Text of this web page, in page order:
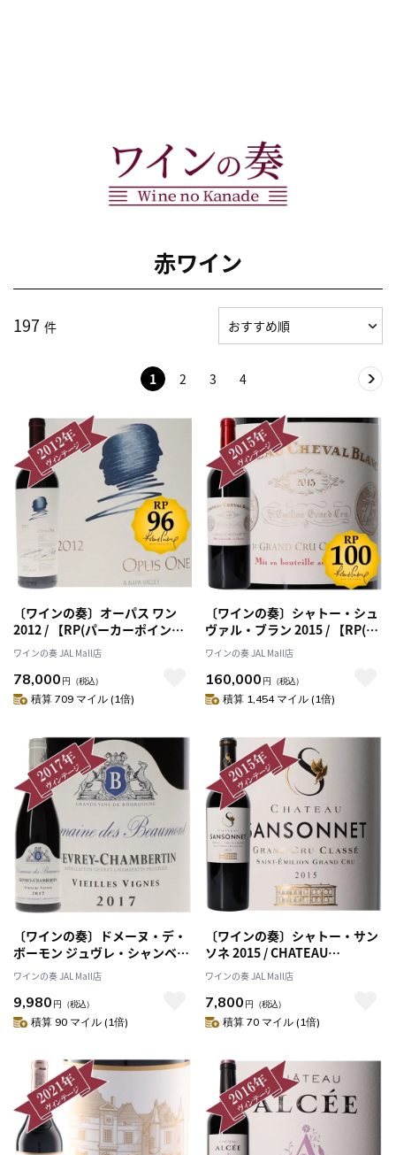
赤ワイン
197 件
1 2 3 4
〔ワインの奏〕オーパス ワン
2012 / 【RP(パーカーポイン
ト)96点を獲得！】
ワインの奏 JAL Mall店
78,000 円 （税込）
積算 709 マイル (1倍)
〔ワインの奏〕シャトー・シュ
ヴァル・ブラン 2015 / 【RP(パ
ーカーポイント)100点を獲
得！】
ワインの奏 JAL Mall店
160,000 円 （税込）
積算 1,454 マイル (1倍)
〔ワインの奏〕ドメーヌ・デ・
ボーモン ジュヴレ・シャンベル
タン・ヴィエイユ・ヴィーニュ
2017/ Domaine des
Beaumont GEVREY
CHAMBERTIN VIEILLES
ワインの奏 JAL Mall店
9,980 円 （税込）
積算 90 マイル (1倍)
〔ワインの奏〕シャトー・サン
ソネ 2015 / CHATEAU
SANSONNET 2015
ワインの奏 JAL Mall店
7,800 円 （税込）
積算 70 マイル (1倍)